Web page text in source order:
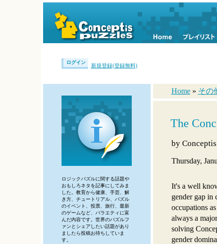
ログイン
新規登録(登録無料)
ロジックパズルに関する話題や
おもしろネタを記事にしてみま
した。教育から健康、手芸、解
き方、チュートリアル、パズル
のイベント、投票、旅行、最新
のゲームなど、バラエティに富
んだ内容です。世界のパズルフ
ァンとシェアしたい話題があり
ましたら投稿お待ちしていま
す。
Home » その
The
by
Thursday,
It's a well
gender gap in
occupations
always a
solving
gender